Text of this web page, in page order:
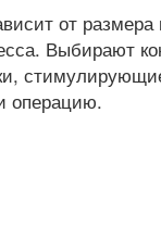
от
Выбирают
операцию.